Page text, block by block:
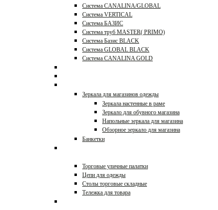
Система CANALINA/GLOBAL
Система VERTICAL
Система БАЗИС
Система труб MASTER( PRIMO)
Система Базис BLACK
Система GLOBAL BLACK
Система CANALINA GOLD
Зеркала для магазинов одежды
Зеркала настенные в раме
Зеркало для обувного магазина
Напольные зеркала для магазина
Обзорное зеркало для магазина
Банкетки
Торговые уличные палатки
Цепи для одежды
Столы торговые складные
Тележка для товара